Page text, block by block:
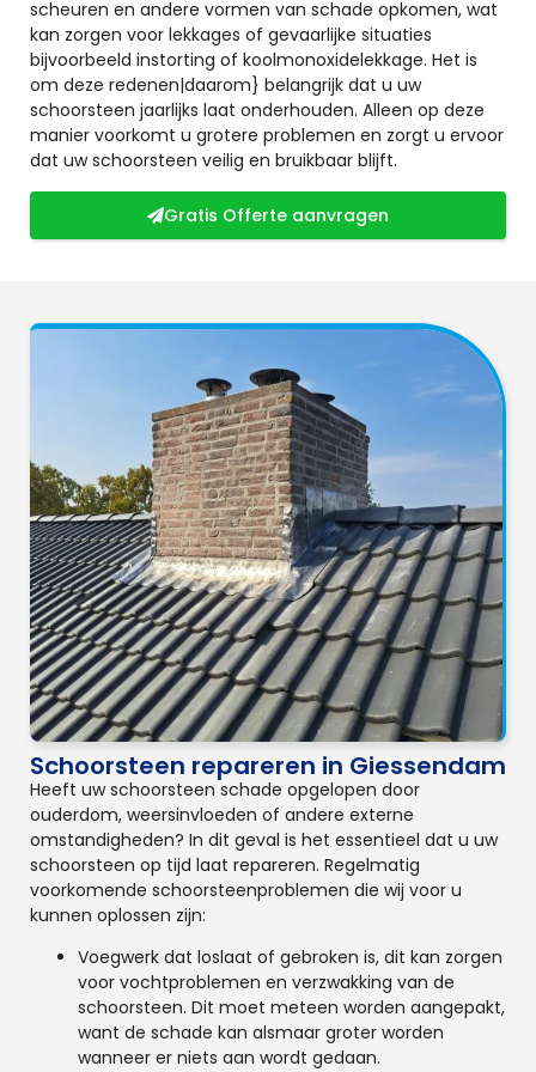
scheuren en andere vormen van schade opkomen, wat
kan zorgen voor lekkages of gevaarlijke situaties
bijvoorbeeld instorting of koolmonoxidelekkage. Het is
om deze redenen|daarom} belangrijk dat u uw
schoorsteen jaarlijks laat onderhouden. Alleen op deze
manier voorkomt u grotere problemen en zorgt u ervoor
dat uw schoorsteen veilig en bruikbaar blijft.
Gratis Offerte aanvragen
Schoorsteen repareren in Giessendam
Heeft uw schoorsteen schade opgelopen door
ouderdom, weersinvloeden of andere externe
omstandigheden? In dit geval is het essentieel dat u uw
schoorsteen op tijd laat repareren. Regelmatig
voorkomende schoorsteenproblemen die wij voor u
kunnen oplossen zijn:
Voegwerk dat loslaat of gebroken is, dit kan zorgen
voor vochtproblemen en verzwakking van de
schoorsteen. Dit moet meteen worden aangepakt,
want de schade kan alsmaar groter worden
wanneer er niets aan wordt gedaan.